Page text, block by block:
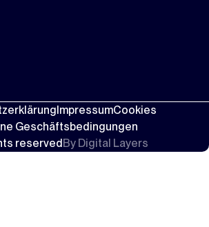
ImpressumCookies
Geschäftsbedingungen
reservedBy Digital Layers